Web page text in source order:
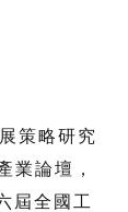
策略研究
業論壇，
屆全國工